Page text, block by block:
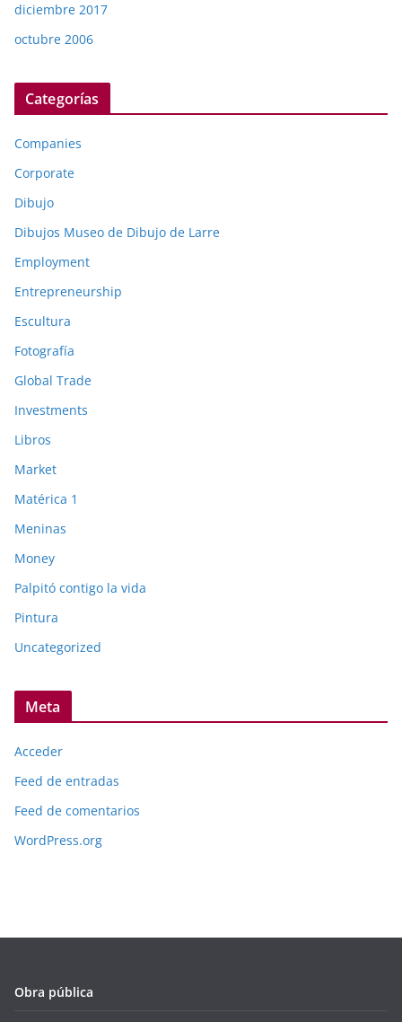
diciembre 2017
octubre 2006
Categorías
Companies
Corporate
Dibujo
Dibujos Museo de Dibujo de Larre
Employment
Entrepreneurship
Escultura
Fotografía
Global Trade
Investments
Libros
Market
Matérica 1
Meninas
Money
Palpitó contigo la vida
Pintura
Uncategorized
Meta
Acceder
Feed de entradas
Feed de comentarios
WordPress.org
Obra pública